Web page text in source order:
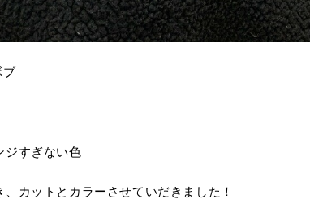
ジすぎない色
カットとカラーさせていだきました！